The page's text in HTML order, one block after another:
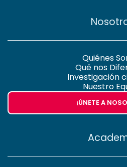
Quiénes
Qué nos
Investigación
Nuestro
¡ÚNETE A